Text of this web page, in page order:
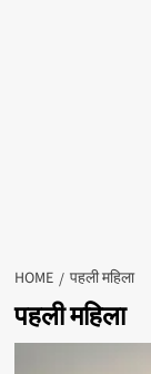
HOME पहली महिला
पहली महिला